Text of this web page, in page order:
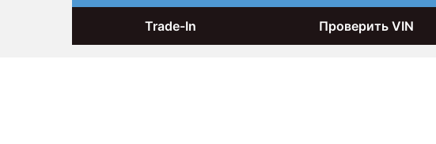
Trade-In Проверить VIN